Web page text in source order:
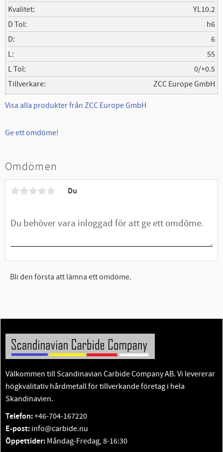
Kvalitet
YL10.2
D Tol
h6
D
6
L
55
L Tol
0/+0.5
Tillverkare
ZCC Europe GmbH
Visa alla produkter från ZCC Europe GmbH
Ge ett omdöme!
Omdömen
Du
Bli den första att lämna ett omdöme.
Välkommen till Scandinavian Carbide Company AB. Vi levererar
högkvalitativ hårdmetall för tillverkande företag i hela
Skandinavien.
Telefon:+46-704-167220
E-post: info@carbide.nu
Öppettider: Måndag-Fredag, 8-16:30